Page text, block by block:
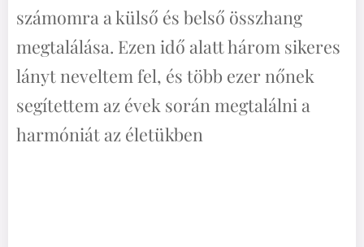
számomra a külső és belső összhang
megtalálása. Ezen idő alatt három sikeres
lányt neveltem fel, és több ezer nőnek
segítettem az évek során megtalálni a
harmóniát az életükben